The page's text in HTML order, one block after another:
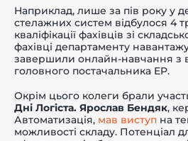
Наприклад, лише за пів року у
стелажних систем відбулося 4
кваліфікації фахівців зі
фахівці департаменту
завершили онлайн-навчання з
головного постачальника EP.
Окрім цього колеги брали
Дні Логіста. Ярослав Бендяк,
Автоматизація, мав виступ на
можливості складу. Потенціал